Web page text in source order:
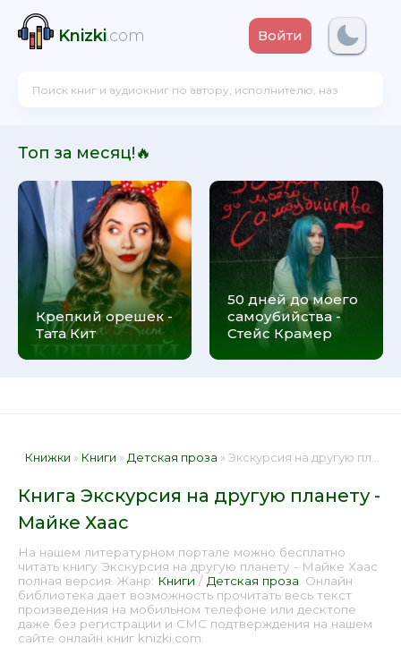
Knizki.com Войти
Топ за месяц!🔥
Крепкий орешек -
Тата Кит
50 дней до моего
самоубийства -
Стейс Крамер
Книжки » Книги » Детская проза » Экскурсия на другую планету - Майке Хаас 📕 - Книга онлайн бесплатно
Книга Экскурсия на другую планету -
Майке Хаас
На нашем литературном портале можно бесплатно
читать книгу Экскурсия на другую планету - Майке Хаас
полная версия. Жанр: Книги / Детская проза . Онлайн
библиотека дает возможность прочитать весь текст
произведения на мобильном телефоне или десктопе
даже без регистрации и СМС подтверждения на нашем
сайте онлайн книг knizki.com.